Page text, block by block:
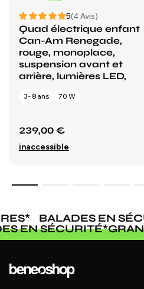
5(4 Avis)
Quad électrique enfant
Can-Am Renegade,
rouge, monoplace,
suspension avant et
arrière, lumières LED,
3 - 8 ans 70 W
239,00 €
inaccessible
* BALADES EN
EN SÉCURITÉ*